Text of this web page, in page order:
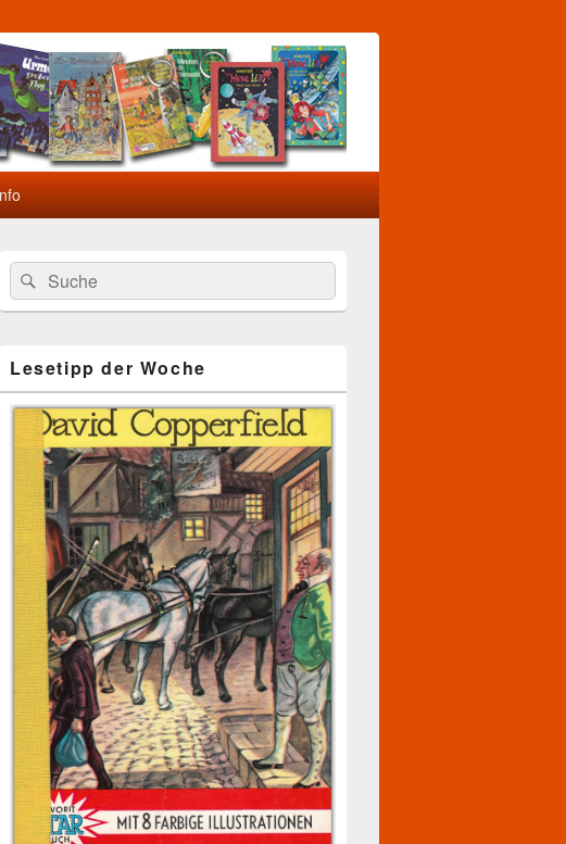
Primärer
Seitenleisten
Widget-
Bereich
Search
for:
Suche
Lesetipp der Woche